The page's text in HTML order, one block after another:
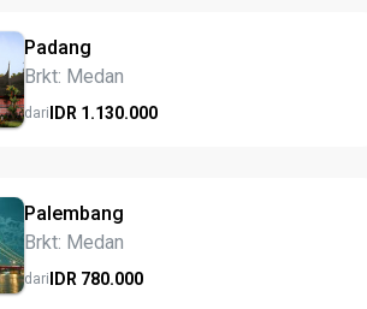
Padang
Brkt: Medan
dari IDR 1.130.000
Palembang
Brkt: Medan
dari IDR 780.000